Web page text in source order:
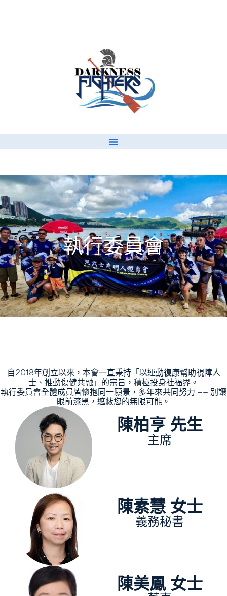
執行委員會
自2018年創立以來，本會一直秉持「以運動復康幫助視障人
士、推動傷健共融」的宗旨，積極投身社福界。
執行委員會全體成員皆懷抱同一願景，多年來共同努力 —— 別讓
眼前漆黑，遮蔽您的無限可能。
陳柏亨 先生
主席
陳素慧 女士
義務秘書
陳美鳳 女士